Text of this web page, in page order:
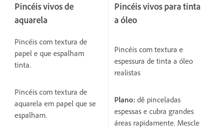
Pincéis vivos de
aquarela
Pincéis com textura de
papel e que espalham
tinta.
Pincéis com textura de
aquarela em papel que se
espalham.
Pincéis vivos para tinta
a óleo
Pincéis com textura e
espessura de tinta a óleo
realistas
Plano: dê pinceladas
espessas e cubra grandes
áreas rapidamente. Mescle